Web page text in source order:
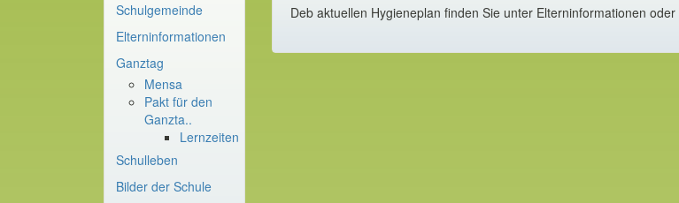
Schulgemeinde
Elterninformationen
Ganztag
Mensa
Pakt für den
Ganzta..
Lernzeiten
Schulleben
Bilder der Schule
Deb aktuellen Hygieneplan finden Sie unter Elterninformationen oder